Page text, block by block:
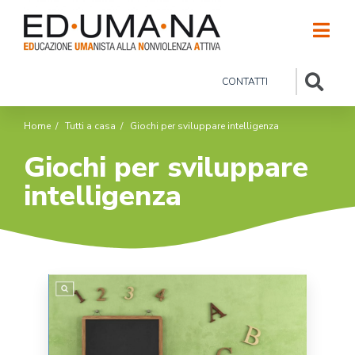
CONTATTI
Home / Tutti a casa / Giochi per sviluppare intelligenza
Giochi per sviluppare
intelligenza